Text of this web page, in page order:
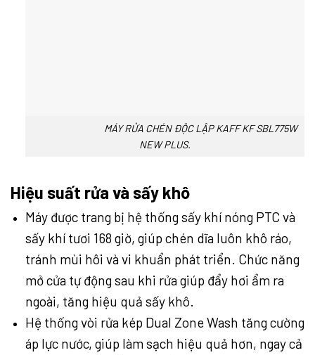
MÁY RỬA CHÉN ĐỘC LẬP KAFF KF SBL775W
NEW PLUS.
Hiệu suất rửa và sấy khô
Máy được trang bị hệ thống sấy khí nóng PTC và
sấy khí tươi 168 giờ, giúp chén dĩa luôn khô ráo,
tránh mùi hôi và vi khuẩn phát triển. Chức năng
mở cửa tự động sau khi rửa giúp đẩy hơi ẩm ra
ngoài, tăng hiệu quả sấy khô.
Hệ thống vòi rửa kép Dual Zone Wash tăng cường
áp lực nước, giúp làm sạch hiệu quả hơn, ngay cả